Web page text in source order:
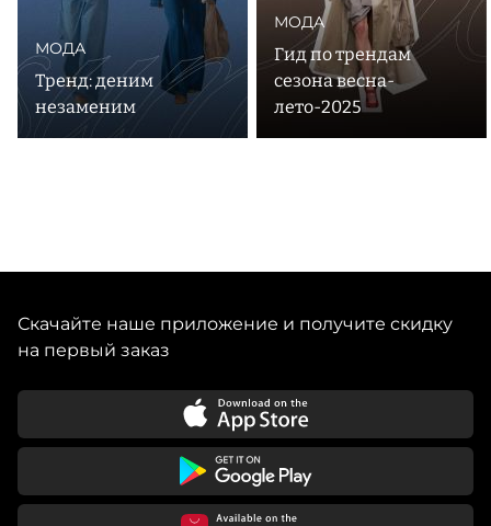
МОДА
Тренд: деним
незаменим
МОДА
Гид по трендам
сезона весна-
лето-2025
Скачайте наше приложение и получите скидку
на первый заказ